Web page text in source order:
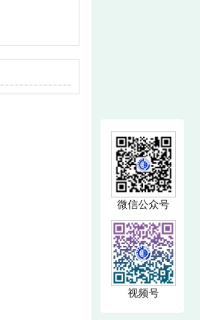
微信公众号
视频号